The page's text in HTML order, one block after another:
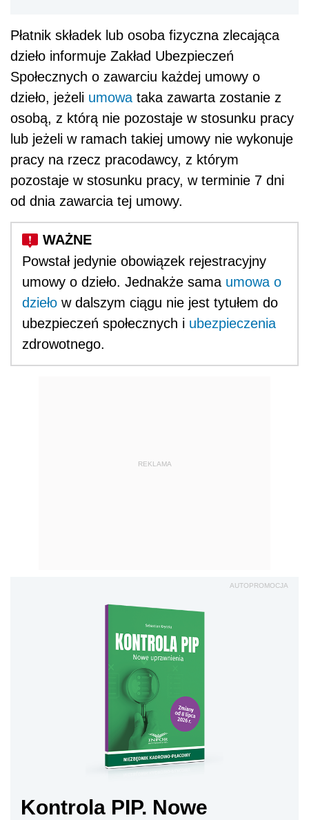
Płatnik składek lub osoba fizyczna zlecająca
dzieło informuje Zakład Ubezpieczeń
Społecznych o zawarciu każdej umowy o
dzieło, jeżeli umowa taka zawarta zostanie z
osobą, z którą nie pozostaje w stosunku pracy
lub jeżeli w ramach takiej umowy nie wykonuje
pracy na rzecz pracodawcy, z którym
pozostaje w stosunku pracy, w terminie 7 dni
od dnia zawarcia tej umowy.
Powstał jedynie obowiązek rejestracyjny
umowy o dzieło. Jednakże sama umowa o
dzieło w dalszym ciągu nie jest tytułem do
ubezpieczeń społecznych i ubezpieczenia
zdrowotnego.
REKLAMA
AUTOPROMOCJA
Kontrola PIP. Nowe